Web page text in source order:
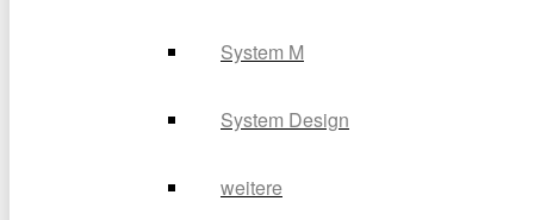
System M
System Design
weitere